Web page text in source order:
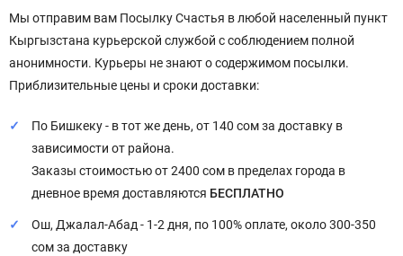
Мы отправим вам Посылку Счастья в любой населенный пункт
Кыргызстана курьерской службой с соблюдением полной
анонимности. Курьеры не знают о содержимом посылки.
Приблизительные цены и сроки доставки:
По Бишкеку - в тот же день, от 140 сом за доставку в
зависимости от района.
Заказы стоимостью от 2400 сом в пределах города в
дневное время доставляются БЕСПЛАТНО
Ош, Джалал-Абад - 1-2 дня, по 100% оплате, около 300-350
сом за доставку